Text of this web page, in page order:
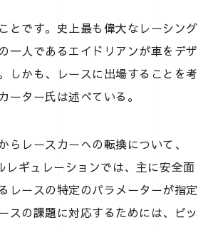
とです。史上最も偉大なレーシング
一人であるエイドリアンが車をデザ
しかも、レースに出場することを考
ーター氏は述べている。
らレースカーへの転換について、
レギュレーションでは、主に安全面
レースの特定のパラメーターが指定
スの課題に対応するためには、ピッ